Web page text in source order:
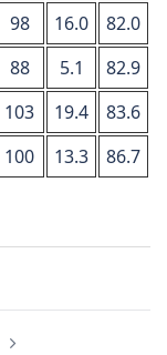
98 16.0
82.0
88 5.1
82.9
103 19.4
83.6
100 13.3 86.7